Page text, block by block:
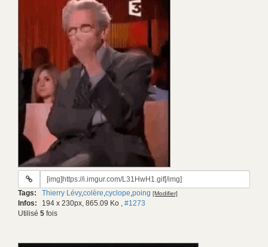
URL
gif:
Tags: Thierry Lévy,colère,cyclope,poing [Modifier]
Infos: 194 x 230px, 865.09 Ko , #1273
Utilisé 5 fois